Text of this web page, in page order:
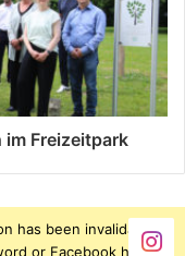
im Freizeitpark
has been invalidated
or Facebook has